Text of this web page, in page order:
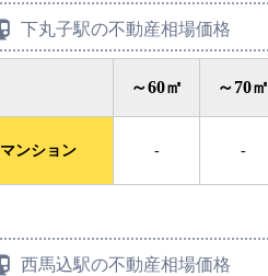
下丸子駅の不動産相場価格
～60㎡ ～70㎡
マンション - -
西馬込駅の不動産相場価格